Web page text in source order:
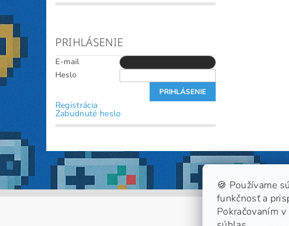
PRIHLÁSENIE
E-mail
Heslo
Registrácia
Zabudnuté heslo
🍪 Používame
funkčnosť a
Pokračovaním